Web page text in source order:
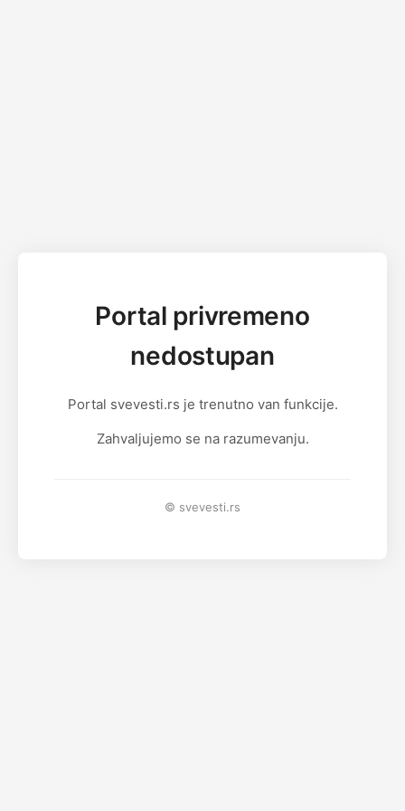
Portal privremeno
nedostupan
Portal svevesti.rs je trenutno van funkcije.
Zahvaljujemo se na razumevanju.
© svevesti.rs